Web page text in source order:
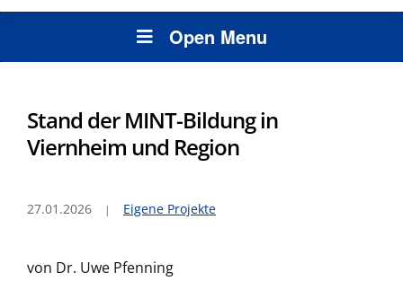
Open Menu
Stand der MINT-Bildung in
Viernheim und Region
27.01.2026 Eigene Projekte
von Dr. Uwe Pfenning